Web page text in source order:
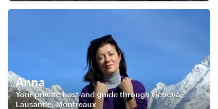
Anna
Your private host and guide through Geneva,
Lausanne, Montreaux